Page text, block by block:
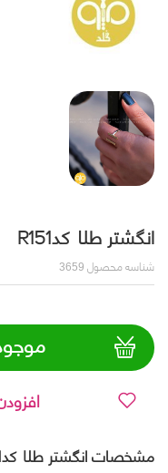
انگشتر طلا کدR151
شناسه محصول
مشخصات انگشتر طلا کدR151